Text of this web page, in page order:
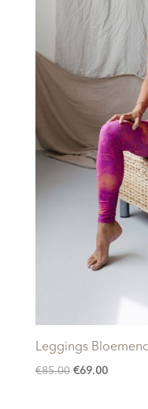
Leggings
€85.00 Oorspronkelijke
€69.00Huidige